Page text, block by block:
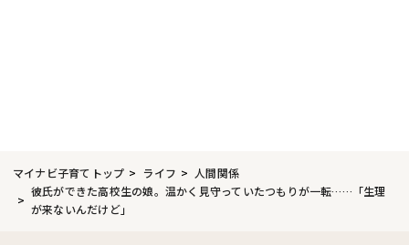
マイナビ子育てトップ ライフ
人間関係
彼氏ができた高校生の娘。温かく見守っていたつもりが一転……「生理
が来ないんだけど」